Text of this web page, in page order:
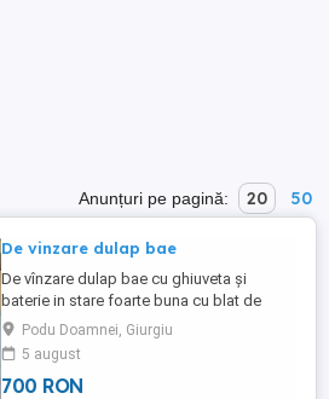
Anunțuri pe pagină: 20 50
De vinzare dulap bae
De vînzare dulap bae cu ghiuveta și
baterie in stare foarte buna cu blat de
marmura
Podu Doamnei, Giurgiu
5 august
700 RON